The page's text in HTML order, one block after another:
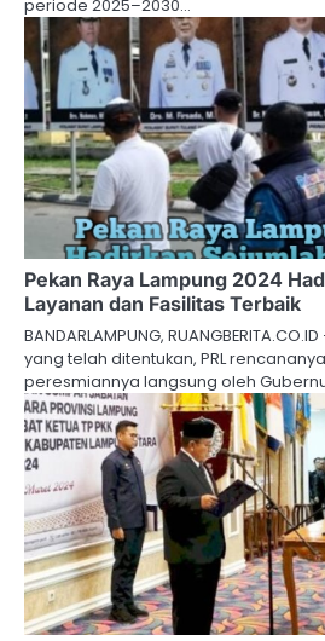
periode 2025–2030…
Pekan Raya Lampung 2024
Layanan dan Fasilitas Terbaik
BANDARLAMPUNG,
yang telah ditentukan, PRL
peresmiannya langsung oleh